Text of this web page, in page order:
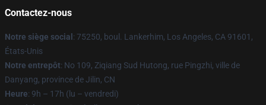
Contactez-nous
Notre siège social : 75250, boul. Lankerhim, Los Angeles, CA 91601,
États-Unis
Notre entrepôt: No 109, Ziqiang Sud Hutong, rue Pingzhi, ville de
Danyang, province de Jilin, CN
Heure: 9h – 17h (lu – vendredi)